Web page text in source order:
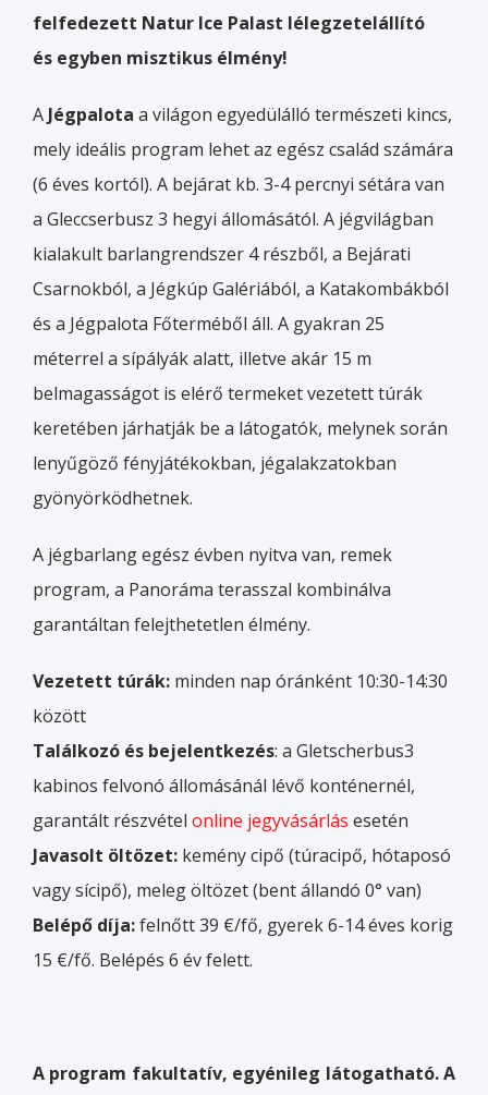
felfedezett Natur Ice Palast lélegzetelállító
és egyben misztikus élmény!
A Jégpalota a világon egyedülálló természeti kincs,
mely ideális program lehet az egész család számára
(6 éves kortól). A bejárat kb. 3-4 percnyi sétára van
a Gleccserbusz 3 hegyi állomásától. A jégvilágban
kialakult barlangrendszer 4 részből, a Bejárati
Csarnokból, a Jégkúp Galériából, a Katakombákból
és a Jégpalota Főterméből áll. A gyakran 25
méterrel a sípályák alatt, illetve akár 15 m
belmagasságot is elérő termeket vezetett túrák
keretében járhatják be a látogatók, melynek során
lenyűgöző fényjátékokban, jégalakzatokban
gyönyörködhetnek.
A jégbarlang egész évben nyitva van, remek
program, a Panoráma terasszal kombinálva
garantáltan felejthetetlen élmény.
Vezetett túrák: minden nap óránként 10:30-14:30
között
Találkozó és bejelentkezés: a Gletscherbus3
kabinos felvonó állomásánál lévő konténernél,
garantált részvétel online jegyvásárlás esetén
Javasolt öltözet: kemény cipő (túracipő, hótaposó
vagy sícipő), meleg öltözet (bent állandó 0° van)
Belépő díja:felnőtt 39 €/fő, gyerek 6-14 éves korig
15 €/fő. Belépés 6 év felett.
A program fakultatív, egyénileg látogatható. A